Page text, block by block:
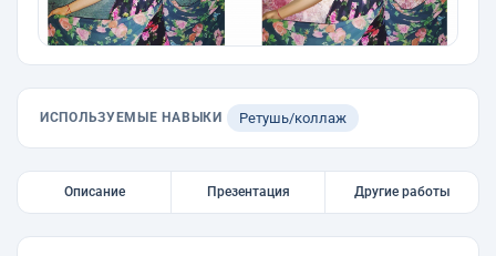
ИСПОЛЬЗУЕМЫЕ НАВЫКИ Ретушь/коллаж
Описание Презентация Другие работы